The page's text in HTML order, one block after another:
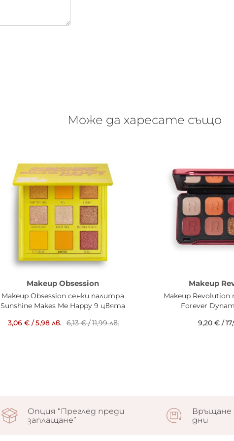
Може да харесате също
Makeup Obsession
Makeup Obsession сенки палитра
Sunshine Makes Me Happy 9 цвята
3,06 €/5,98 лв. 6,13 €/11,99 лв.
Makeup
Мakeup Revolution
Forever
9,20 € /
Опция “Преглед преди
заплащане”
Връщане
дни